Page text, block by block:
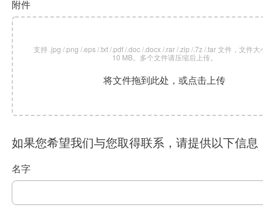
附件
支持 .jpg /.png /.eps /.txt /.pdf /.doc /.docx /.rar /.zip /.7z /.tar 文件，文件大
10 MB。多个文件请压缩后上传。
将文件拖到此处，或点击上传
如果您希望我们与您取得联系，请提供以下信息
名字